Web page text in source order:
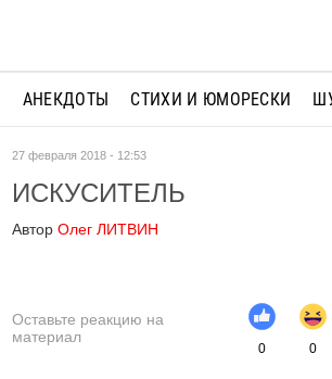
АНЕКДОТЫ СТИХИ И ЮМОРЕСКИ
27 февраля 2018 - 12:53
ИСКУСИТЕЛЬ
Автор Олег ЛИТВИН
Оставьте реакцию на
материал
0 0